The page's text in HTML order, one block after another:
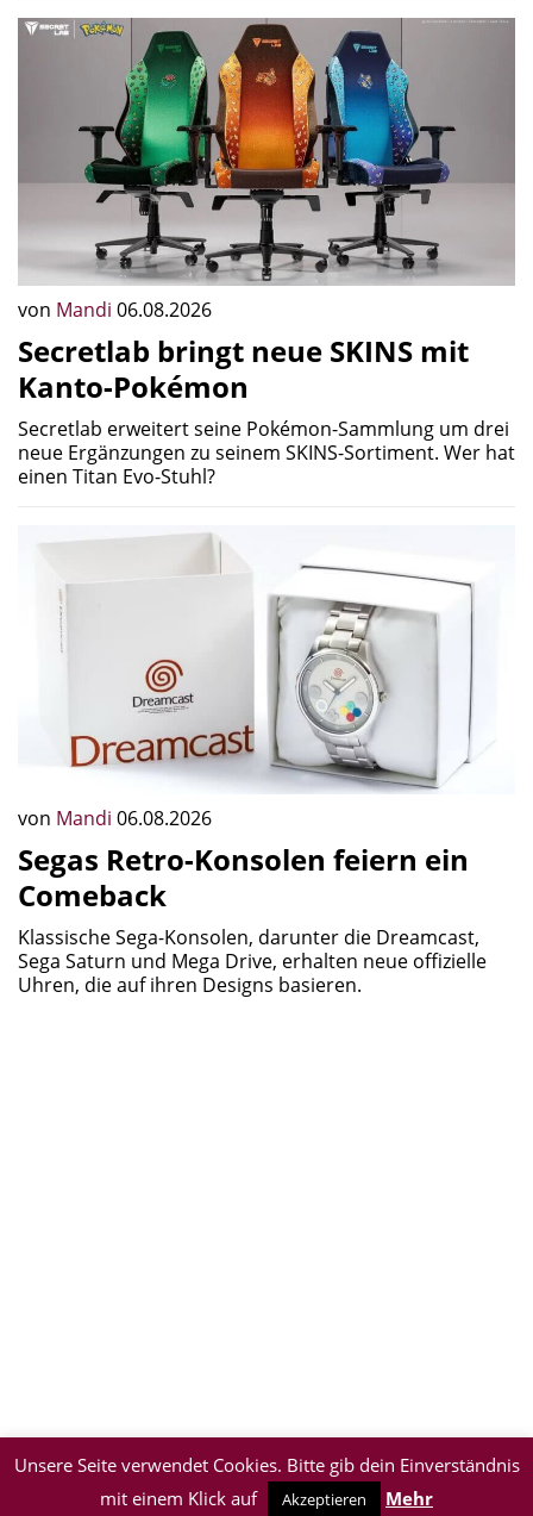
von Mandi 06.08.2026
Secretlab bringt neue SKINS mit
Kanto-Pokémon
Secretlab erweitert seine Pokémon-Sammlung um drei
neue Ergänzungen zu seinem SKINS-Sortiment. Wer hat
einen Titan Evo-Stuhl?
von Mandi 06.08.2026
Segas Retro-Konsolen feiern ein
Comeback
Klassische Sega-Konsolen, darunter die Dreamcast,
Sega Saturn und Mega Drive, erhalten neue offizielle
Uhren, die auf ihren Designs basieren.
Impressum & Datenschutz | © 2026 BeyondPixels
Unsere Seite verwendet Cookies. Bitte gib dein Einverständnis
mit einem Klick auf
Akzeptieren Mehr